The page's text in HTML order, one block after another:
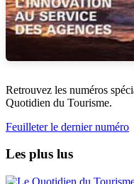
Retrouvez les numéros
Quotidien du Tourisme.
Feuilleter le dernier numéro
Les plus lus